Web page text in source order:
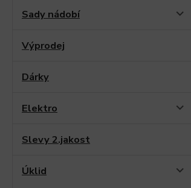
Sady nádobí
Výprodej
Dárky
Elektro
Slevy 2.jakost
Úklid